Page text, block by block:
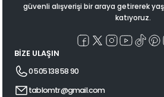
güvenli alışverişi bir araya getirerek
katıyoruz.
BİZE ULAŞIN
0 505 138 58 90
tablomtr@gmail.com